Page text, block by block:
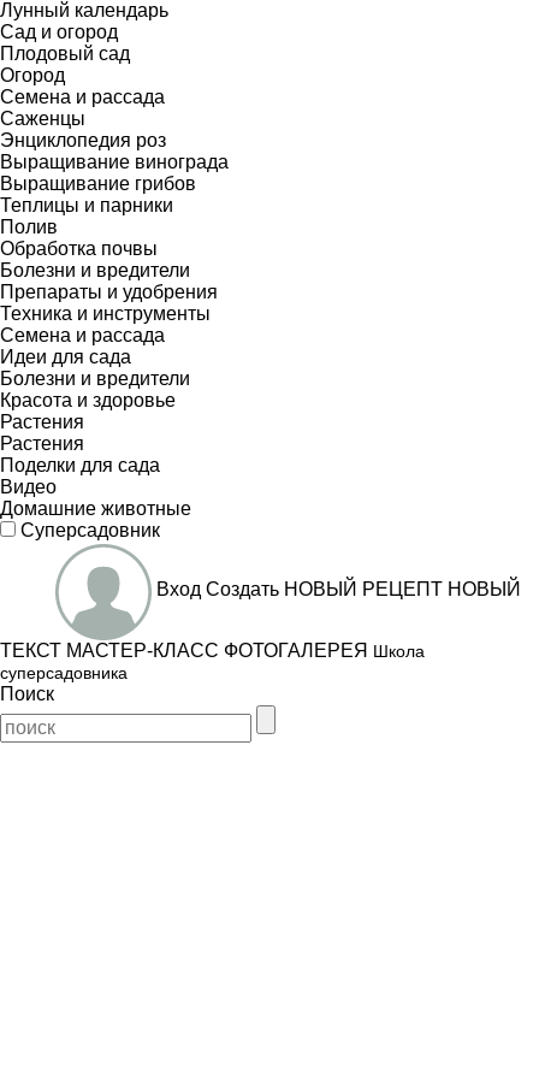
Лунный календарь
Сад и огород
Плодовый сад
Огород
Семена и рассада
Саженцы
Энциклопедия роз
Выращивание винограда
Выращивание грибов
Теплицы и парники
Полив
Обработка почвы
Болезни и вредители
Препараты и удобрения
Техника и инструменты
Семена и рассада
Идеи для сада
Болезни и вредители
Красота и здоровье
Растения
Растения
Поделки для сада
Видео
Домашние животные
Суперсадовник
Вход Создать НОВЫЙ РЕЦЕПТ НОВЫЙ
ТЕКСТ МАСТЕР-КЛАСС ФОТОГАЛЕРЕЯ Школа
суперсадовника
Поиск